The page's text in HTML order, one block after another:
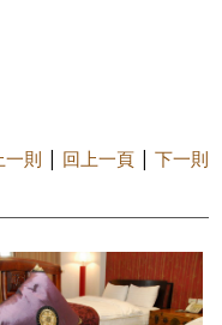
一則 | 回上一頁| 下一則